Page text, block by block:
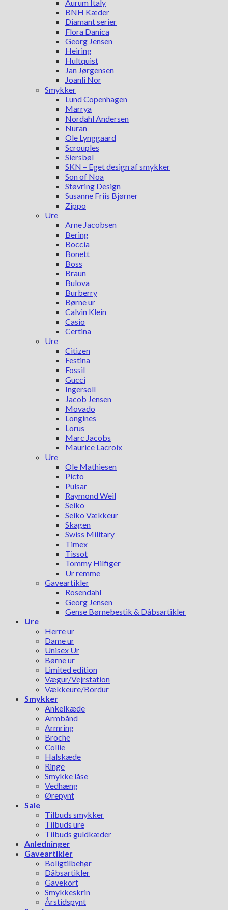
Aurum Italy
BNH Kæder
Diamant serier
Flora Danica
Georg Jensen
Heiring
Hultquist
Jan Jørgensen
Joanli Nor
Smykker
Lund Copenhagen
Marrya
Nordahl Andersen
Nuran
Ole Lynggaard
Scrouples
Siersbøl
SKN – Eget design af smykker
Son of Noa
Støvring Design
Susanne Friis Bjørner
Zippo
Ure
Arne Jacobsen
Bering
Boccia
Bonett
Boss
Braun
Bulova
Burberry
Børne ur
Calvin Klein
Casio
Certina
Ure
Citizen
Festina
Fossil
Gucci
Ingersoll
Jacob Jensen
Movado
Longines
Lorus
Marc Jacobs
Maurice Lacroix
Ure
Ole Mathiesen
Picto
Pulsar
Raymond Weil
Seiko
Seiko Vækkeur
Skagen
Swiss Military
Timex
Tissot
Tommy Hilfiger
Ur remme
Gaveartikler
Rosendahl
Georg Jensen
Gense Børnebestik & Dåbsartikler
Ure
Herre ur
Dame ur
Unisex Ur
Børne ur
Limited edition
Vægur/Vejrstation
Vækkeure/Bordur
Smykker
Ankelkæde
Armbånd
Armring
Broche
Collie
Halskæde
Ringe
Smykke låse
Vedhæng
Ørepynt
Sale
Tilbuds smykker
Tilbuds ure
Tilbuds guldkæder
Anledninger
Gaveartikler
Boligtilbehør
Dåbsartikler
Gavekort
Smykkeskrin
Årstidspynt